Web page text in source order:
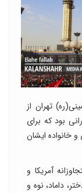
تهران از
خیل عزادارانی بود که برای
خانواده ایشان
حمله متجاوزانه آمریکا و
داماد، نوه و